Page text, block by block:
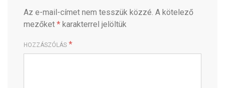
Az e-mail-címet nem tesszük közzé. A kötelező
mezőket * karakterrel jelöltük
HOZZÁSZÓLÁS *